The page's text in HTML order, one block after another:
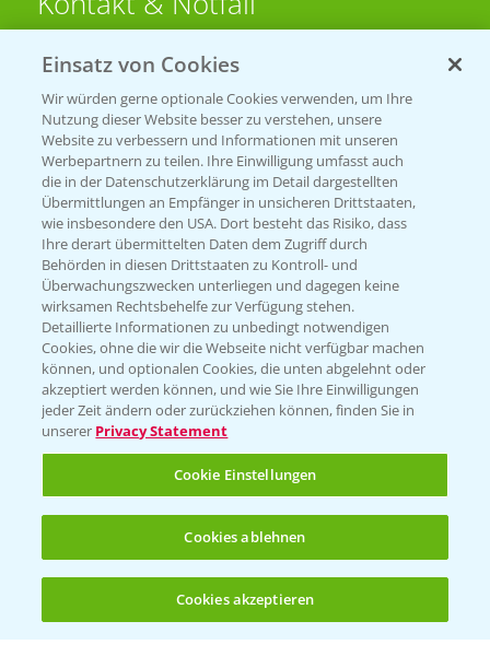
(noch 4)
Beratung auf WhatsApp
T.+49 (0)174 346 564 1
KONTAKT
Hilfe in Notfällen
T.+49 (0)214/30-20220
Folgen Sie uns
Allgemeine Nutzungsbedingungen
Datenschutzerklärung
Einsatz von Cookies
Wir würden gerne optionale Cookies verwenden, um Ihre
Nutzung dieser Website besser zu verstehen, unsere
Website zu verbessern und Informationen mit unseren
Werbepartnern zu teilen. Ihre Einwilligung umfasst auch
die in der Datenschutzerklärung im Detail dargestellten
Übermittlungen an Empfänger in unsicheren Drittstaaten,
wie insbesondere den USA. Dort besteht das Risiko, dass
Ihre derart übermittelten Daten dem Zugriff durch
Behörden in diesen Drittstaaten zu Kontroll- und
Überwachungszwecken unterliegen und dagegen keine
wirksamen Rechtsbehelfe zur Verfügung stehen.
Detaillierte Informationen zu unbedingt notwendigen
Cookies, ohne die wir die Webseite nicht verfügbar machen
können, und optionalen Cookies, die unten abgelehnt oder
akzeptiert werden können, und wie Sie Ihre Einwilligungen
jeder Zeit ändern oder zurückziehen können, finden Sie in
unserer Privacy Statement
Cookie Einstellungen
Cookies ablehnen
Cookies akzeptieren